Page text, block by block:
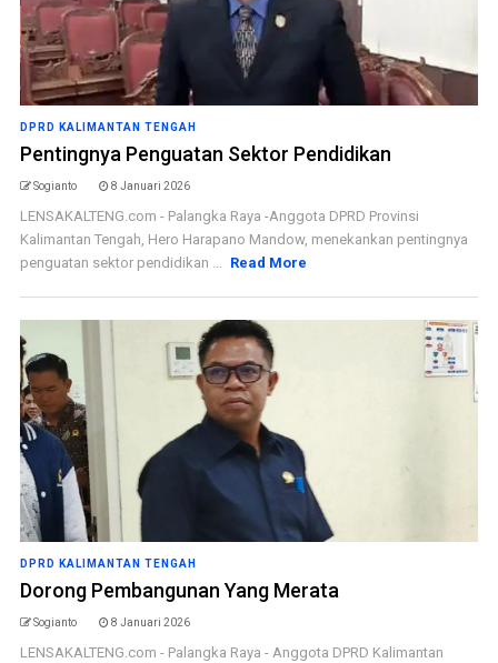
DPRD KALIMANTAN TENGAH
Pentingnya Penguatan Sektor Pendidikan
Sogianto 8 Januari 2026
LENSAKALTENG.com - Palangka Raya -Anggota DPRD Provinsi
Kalimantan Tengah, Hero Harapano Mandow, menekankan pentingnya
penguatan sektor pendidikan ... Read More
DPRD KALIMANTAN TENGAH
Dorong Pembangunan Yang Merata
Sogianto 8 Januari 2026
LENSAKALTENG.com - Palangka Raya - Anggota DPRD Kalimantan